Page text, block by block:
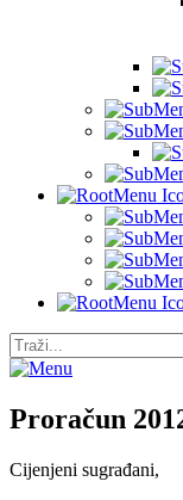
Proračun
Cijenjeni sugrađani,